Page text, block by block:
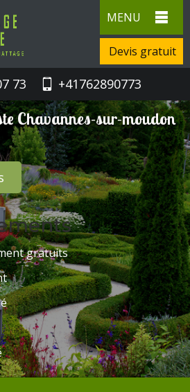
MENU
Devis gratuit
73 +41762890773
Chavannes-sur-moudon
gratuits